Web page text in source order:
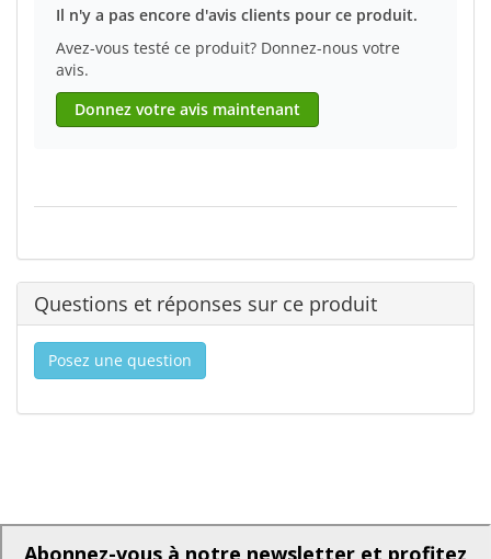
Il n'y a pas encore d'avis clients pour ce produit.
Avez-vous testé ce produit? Donnez-nous votre
avis.
Donnez votre avis maintenant
Questions et réponses sur ce produit
Posez une question